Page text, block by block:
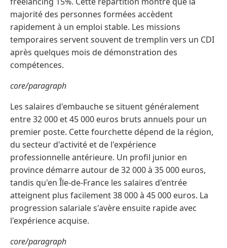
majorité des personnes formées accèdent
rapidement à un emploi stable. Les missions
temporaires servent souvent de tremplin vers un CDI
après quelques mois de démonstration des
compétences.
core/paragraph
Les salaires d'embauche se situent généralement
entre 32 000 et 45 000 euros bruts annuels pour un
premier poste. Cette fourchette dépend de la région,
du secteur d'activité et de l'expérience
professionnelle antérieure. Un profil junior en
province démarre autour de 32 000 à 35 000 euros,
tandis qu'en Île-de-France les salaires d'entrée
atteignent plus facilement 38 000 à 45 000 euros. La
progression salariale s'avère ensuite rapide avec
l'expérience acquise.
core/paragraph